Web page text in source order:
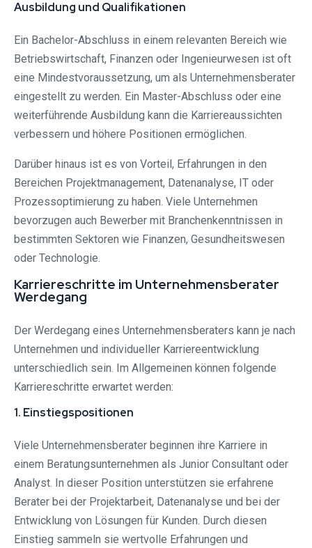
Ausbildung und Qualifikationen
Ein Bachelor-Abschluss in einem relevanten Bereich wie
Betriebswirtschaft, Finanzen oder Ingenieurwesen ist oft
eine Mindestvoraussetzung, um als Unternehmensberater
eingestellt zu werden. Ein Master-Abschluss oder eine
weiterführende Ausbildung kann die Karriereaussichten
verbessern und höhere Positionen ermöglichen.
Darüber hinaus ist es von Vorteil, Erfahrungen in den
Bereichen Projektmanagement, Datenanalyse, IT oder
Prozessoptimierung zu haben. Viele Unternehmen
bevorzugen auch Bewerber mit Branchenkenntnissen in
bestimmten Sektoren wie Finanzen, Gesundheitswesen
oder Technologie.
Karriereschritte im Unternehmensberater
Werdegang
Der Werdegang eines Unternehmensberaters kann je nach
Unternehmen und individueller Karriereentwicklung
unterschiedlich sein. Im Allgemeinen können folgende
Karriereschritte erwartet werden:
1. Einstiegspositionen
Viele Unternehmensberater beginnen ihre Karriere in
einem Beratungsunternehmen als Junior Consultant oder
Analyst. In dieser Position unterstützen sie erfahrene
Berater bei der Projektarbeit, Datenanalyse und bei der
Entwicklung von Lösungen für Kunden. Durch diesen
Einstieg sammeln sie wertvolle Erfahrungen und